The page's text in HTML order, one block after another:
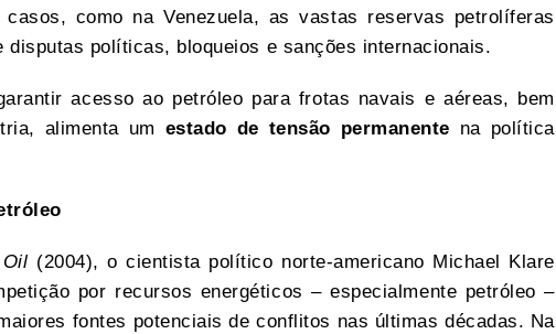
como na Venezuela, as vastas reservas petrolíferas
disputas políticas, bloqueios e sanções internacionais.
acesso ao petróleo para frotas navais e aéreas, bem
alimenta um estado de tensão permanente na política
(2004), o cientista político norte-americano Michael Klare
por recursos energéticos – especialmente petróleo –
fontes potenciais de conflitos nas últimas décadas. Na